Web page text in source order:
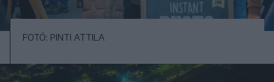
FOTÓ: PINTI ATTILA